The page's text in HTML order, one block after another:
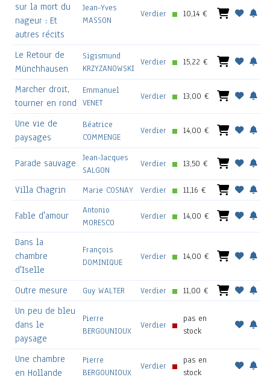
sur la mort du
nageur : Et
autres récits
Jean-Yves
MASSON
Verdier 10,14 €
Le Retour de
Münchhausen
Sigismund
KRZYZANOWSKI
Verdier 15,22 €
Marcher droit,
tourner en rond
Emmanuel
VENET
Verdier 13,00 €
Une vie de
paysages
Béatrice
COMMENGE
Verdier 14,00 €
Parade sauvage
Jean-Jacques
SALGON
Verdier 13,50 €
Villa Chagrin Marie COSNAY Verdier 11,16 €
Fable d'amour
Antonio
MORESCO
Verdier 14,00 €
Dans la
chambre
d'Iselle
François
DOMINIQUE
Verdier 14,00 €
Outre mesure Guy WALTER Verdier 11,00 €
Un peu de bleu
dans le
paysage
Pierre
BERGOUNIOUX
Verdier
pas en
stock
Une chambre
en Hollande
Pierre
BERGOUNIOUX
Verdier
pas en
stock